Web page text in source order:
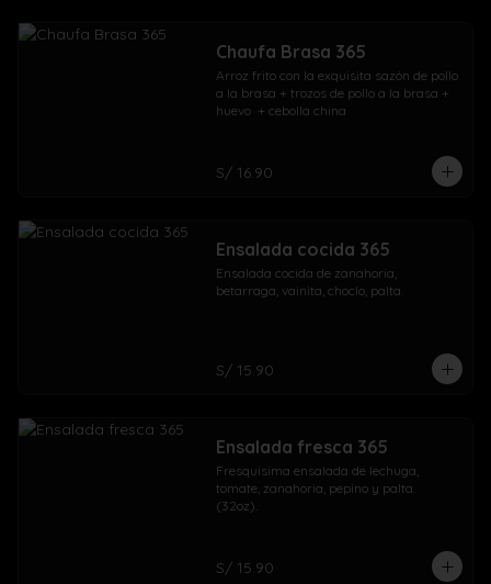
Chaufa Brasa 365
Arroz frito con la exquisita sazón de pollo
a la brasa + trozos de pollo a la brasa +
huevo  + cebolla china
S/ 16.90
Ensalada cocida 365
Ensalada cocida de zanahoria,
betarraga, vainita, choclo, palta.
S/ 15.90
Ensalada fresca 365
Fresquisima ensalada de lechuga,
tomate, zanahoria, pepino y palta.
(32oz).
S/ 15.90